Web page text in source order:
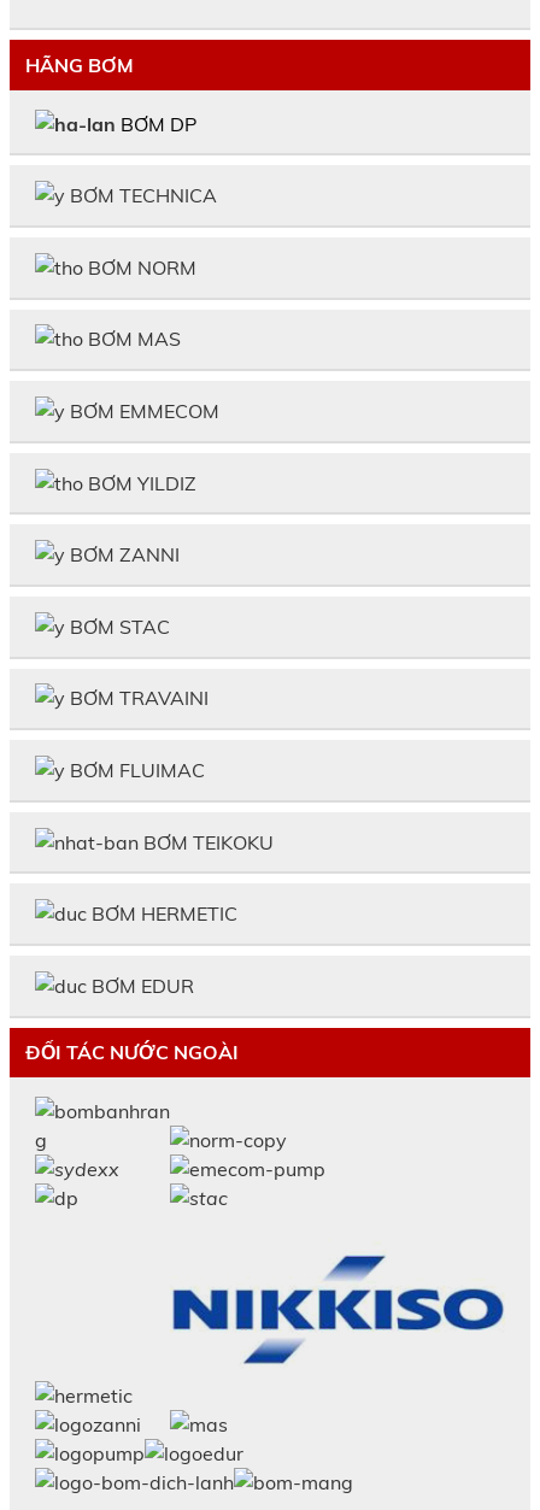
HÃNG BƠM
BƠM DP
BƠM TECHNICA
BƠM NORM
BƠM MAS
BƠM EMMECOM
BƠM YILDIZ
BƠM ZANNI
BƠM STAC
BƠM TRAVAINI
BƠM FLUIMAC
BƠM TEIKOKU
BƠM HERMETIC
BƠM EDUR
ĐỐI TÁC NƯỚC NGOÀI